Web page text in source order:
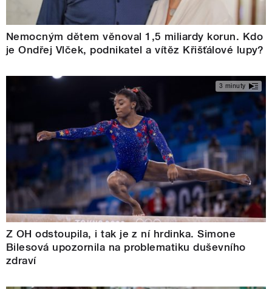
Nemocným dětem věnoval 1,5 miliardy korun. Kdo
je Ondřej Vlček, podnikatel a vítěz Křišťálové lupy?
3 minuty
Z OH odstoupila, i tak je z ní hrdinka. Simone
Bilesová upozornila na problematiku duševního
zdraví